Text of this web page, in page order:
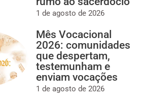
1 de agosto de 2026
Mês Vocacional
2026: comunidades
que despertam,
testemunham e
enviam vocações
1 de agosto de 2026